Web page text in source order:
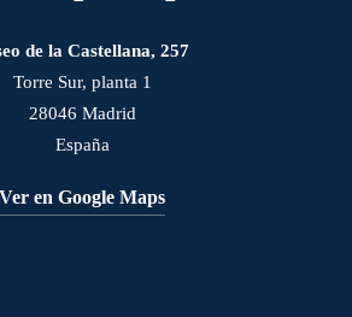
de la Castellana, 257
Torre Sur, planta 1
28046 Madrid
España
Ver en Google Maps